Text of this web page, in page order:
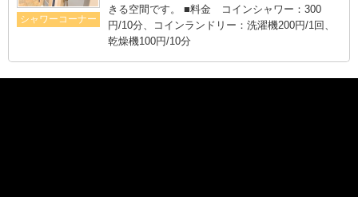
シャワーコーナー
きる空間です。 ■料金 コインシャワー：300
円/10分、コインランドリー：洗濯機200円/1回、
乾燥機100円/10分